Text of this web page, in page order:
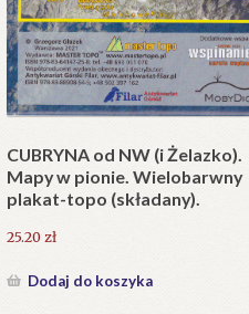
231.00zł
Dodaj do koszyka